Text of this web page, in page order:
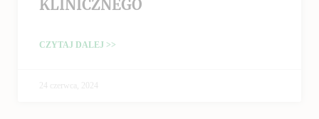
KLINICZNEGO
CZYTAJ DALEJ >>
24 czerwca, 2024